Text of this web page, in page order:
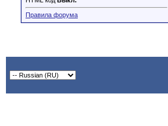
Правила форума